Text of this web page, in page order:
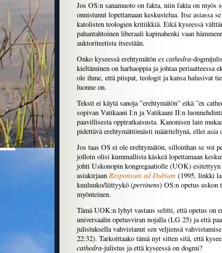
Jos OS:n sanamuoto on fakta, niin fakta on myös
onnistunut lopettamaan keskustelua. Itse asiassa
katolisten teologien kritiikkiä. Eikä kyseessä
pahantahtoinen liberaali kapinahenki vaan
auktoriteetista itsestään.
Onko kyseessä erehtymätön ex cathedra-
kieltäminen on harhaoppia ja johtaa periaatteessa
ole ihme, että piispat, teologit ja kansa halusivat
luonne on.
Teksti ei käytä sanoja ”erehtymätön” eikä ”ex
sopivan Vatikaani I:n ja Vatikaani II:n
paavillisesta oppiratkaisusta. Kanonisen lain
pidettävä erehtymättömästi määriteltynä, ellei asia
Jos taas OS ei ole erehtymätön, silloinhan se voi
jolloin olisi kummallista käskeä lopettamaan
johti Uskonopin kongregaatiolle (UOK) esitettyyn
asiakirjaan Responsum ad Dubium (1995, linkki
kuuluuko/liittyykö (pertinens) OS:n opetus uskon
myönteinen.
Tämä UOK:n lyhyt vastaus selitti, että opetus on
universaalin opetusviran nojalla (LG 25) ja että
julistuksella vahvistanut sen veljiensä
22:32). Tarkoittaako tämä nyt sitten sitä, että
cathedra-julistus ja että kyseessä on dogmi?